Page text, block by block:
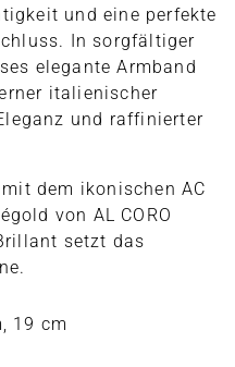
und eine perfekte
In sorgfältiger
elegante Armband
italienischer
und raffinierter
dem ikonischen AC
von AL CORO
setzt das
19 cm